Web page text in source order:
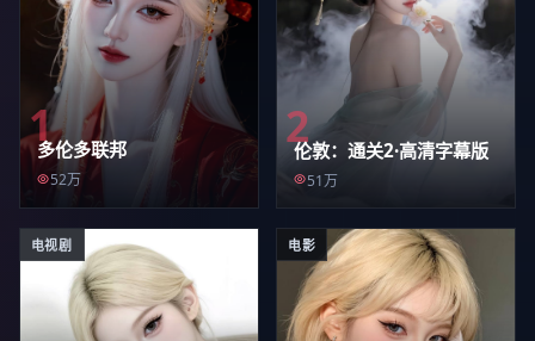
1
多伦多联邦
52万
2
伦敦：通关2·高清字幕版
51万
电视剧 电影